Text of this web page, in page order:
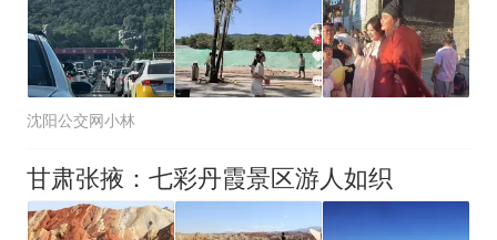
沈阳公交网小林
甘肃张掖：七彩丹霞景区游人如织